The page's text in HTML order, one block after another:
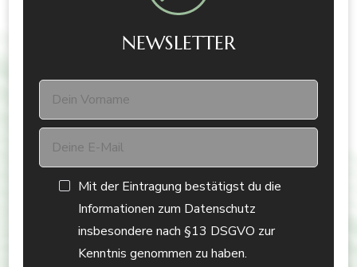
NEWSLETTER
Mit der Eintragung bestätigst du die
Informationen zum Datenschutz
insbesondere nach §13 DSGVO zur
Kenntnis genommen zu haben.